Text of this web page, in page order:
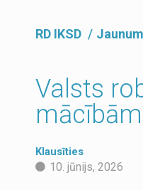
RD IKSD
Valsts
mācībām
Klausīties
10. jūnijs, 2026